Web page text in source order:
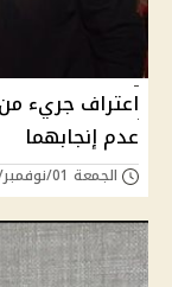
اعتراف جريء
عدم إنجابهما
الجمعة 01/نوفمبر/2024 - 10:49 ص